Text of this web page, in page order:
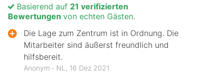
Basierend auf 21 verifizierten
Bewertungen von echten Gästen.
Die Lage zum Zentrum ist in Ordnung. Die
Mitarbeiter sind äußerst freundlich und
hilfsbereit.
Anonym ‐ NL, 16 Dez 2021